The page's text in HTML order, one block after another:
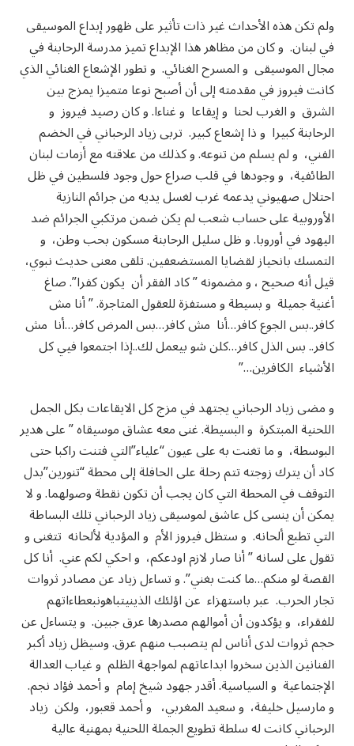
ولم تكن هذه الأحداث غير ذات تأثير على ظهور إبداع الموسيقى
في لبنان. و كان من مظاهر هذا الإبداع تميز مدرسة الرحابنة في
مجال الموسيقى و المسرح الغنائي. و تطور الإشعاع الغنائي الذي
كانت فيروز في مقدمته إلى أن أصبح نوعا متميزا يمزج بين
الشرق و الغرب لحنا و إيقاعا و غناءا. و كان رصيد فيروز و
الرحابنة كبيرا و ذا إشعاع كبير. تربى زياد الرحباني في الخضم
الفني، و لم يسلم من تنوعه. و كذلك من علاقته مع أزمات لبنان
الطائفية، و وجودها في قلب صراع حول وجود فلسطين في ظل
احتلال صهيوني يدعمه غرب لغسل يديه من جرائم النازية
الأوروبية على حساب شعب لم يكن ضمن مرتكبي الجرائم ضد
اليهود في أوروبا. و ظل سليل الرحابنة مسكون بحب وطن، و
التمسك بانحياز لقضايا المستضعفين. تلقى معنى حديث نبوي،
قيل أنه صحيح ، و مضمونه ” كاد الفقر أن يكون كفرا”. صاغ
أغنية جميلة و بسيطة و مستفزة للعقول المتاجرة. ” أنا مش
كافر..بس الجوع كافر…أنا مش كافر…بس المرض كافر…أنا مش
كافر.. بس الذل كافر…كلن شو بيعمل لك..إذا اجتمعوا فيي كل
الأشياء الكافرين…”
و مضى زياد الرحباني يجتهد في مزج كل الايقاعات بكل الجمل
اللحنية المبتكرة و البسيطة. غنى معه عشاق موسيقاه ” على هدير
البوسطة، و ما تغنت به على عيون “علياء”التي فتنت راكبا حتى
كاد أن يترك زوجته تتم رحلة على الحافلة إلى محطة “تنورين”بدل
التوقف في المحطة التي كان يجب أن تكون نقطة وصولهما. و لا
يمكن أن ينسى كل عاشق لموسيقى زياد الرحباني تلك البساطة
التي تطبع ألحانه. و ستظل فيروز الأم و المؤدية لألحانه تتغنى و
تقول على لسانه ” أنا صار لازم اودعكم، و احكي لكم عني. أنا كل
القصة لو منكم…ما كنت بغني”. و تساءل زياد عن مصادر ثروات
تجار الحرب. عبر باستهزاء عن اؤلئك الذينيتباهونبعطاءاتهم
للفقراء، و يؤكدون أن أموالهم مصدرها عرق جبين. و يتساءل عن
حجم ثروات لدى أناس لم يتصبب منهم عرق. وسيظل زياد أكبر
الفنانين الذين سخروا ابداعاتهم لمواجهة الظلم و غياب العدالة
الإجتماعية و السياسية. أقدر جهود شيخ إمام و أحمد فؤاد نجم.
و مارسيل خليفة، و سعيد المغربي، و أحمد قعبور، ولكن زياد
الرحباني كانت له سلطة تطويع الجملة اللحنية بمهنية عالية